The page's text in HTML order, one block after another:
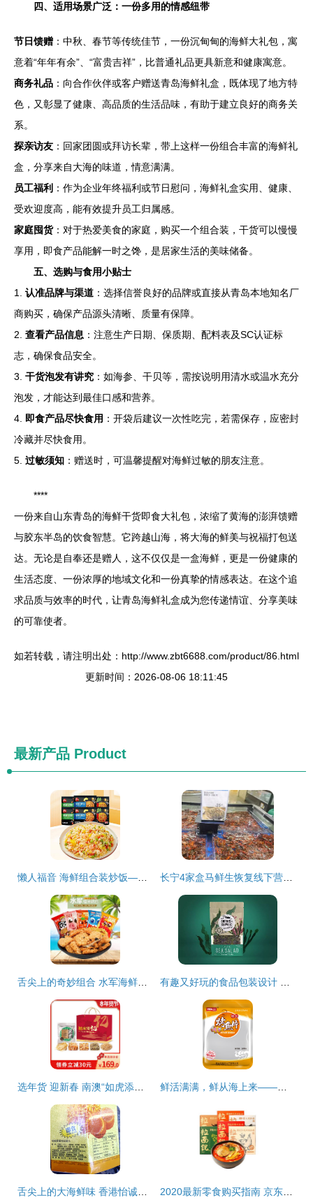
四、适用场景广泛：一份多用的情感纽带
节日馈赠 ：中秋、春节等传统佳节，一份沉甸甸的海鲜大礼包，寓
意着“年年有余”、“富贵吉祥”，比普通礼品更具新意和健康寓意。
商务礼品 ：向合作伙伴或客户赠送青岛海鲜礼盒，既体现了地方特
色，又彰显了健康、高品质的生活品味，有助于建立良好的商务关
系。
探亲访友 ：回家团圆或拜访长辈，带上这样一份组合丰富的海鲜礼
盒，分享来自大海的味道，情意满满。
员工福利 ：作为企业年终福利或节日慰问，海鲜礼盒实用、健康、
受欢迎度高，能有效提升员工归属感。
家庭囤货：对于热爱美食的家庭，购买一个组合装，干货可以慢慢
享用，即食产品能解一时之馋，是居家生活的美味储备。
五、选购与食用小贴士
1. 认准品牌与渠道 ：选择信誉良好的品牌或直接从青岛本地知名厂
商购买，确保产品源头清晰、质量有保障。
2. 查看产品信息 ：注意生产日期、保质期、配料表及SC认证标
志，确保食品安全。
3. 干货泡发有讲究 ：如海参、干贝等，需按说明用清水或温水充分
泡发，才能达到最佳口感和营养。
4. 即食产品尽快食用 ：开袋后建议一次性吃完，若需保存，应密封
冷藏并尽快食用。
5. 过敏须知 ：赠送时，可温馨提醒对海鲜过敏的朋友注意。
****
一份来自山东青岛的海鲜干货即食大礼包，浓缩了黄海的澎湃馈赠
与胶东半岛的饮食智慧。它跨越山海，将大海的鲜美与祝福打包送
达。无论是自奉还是赠人，这不仅仅是一盒海鲜，更是一份健康的
生活态度、一份浓厚的地域文化和一份真挚的情感表达。在这个追
求品质与效率的时代，让青岛海鲜礼盒成为您传递情谊、分享美味
的可靠使者。
如若转载，请注明出处：http://www.zbt6688.com/product/86.html
更新时间：2026-08-06 18:11:45
最新产品 Product